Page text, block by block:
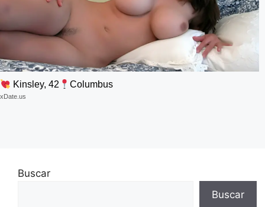
Kinsley, 42 Columbus
xDate.us
Buscar
Buscar